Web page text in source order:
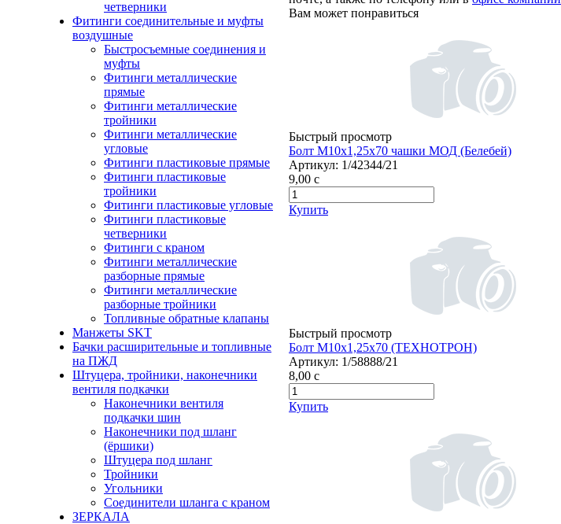
четверники
Фитинги соединительные и муфты
воздушные
Быстросъемные соединения и
муфты
Фитинги металлические
прямые
Фитинги металлические
тройники
Фитинги металлические
угловые
Фитинги пластиковые прямые
Фитинги пластиковые
тройники
Фитинги пластиковые угловые
Фитинги пластиковые
четверники
Фитинги с краном
Фитинги металлические
разборные прямые
Фитинги металлические
разборные тройники
Топливные обратные клапаны
Манжеты SKT
Бачки расширительные и топливные
на ПЖД
Штуцера, тройники, наконечники
вентиля подкачки
Наконечники вентиля
подкачки шин
Наконечники под шланг
(ёршики)
Штуцера под шланг
Тройники
Угольники
Соединители шланга с краном
ЗЕРКАЛА
Вам может понравиться
Быстрый просмотр
Болт М10х1,25х70 чашки МОД (Белебей)
Артикул: 1/42344/21
9,00 c
Купить
Быстрый просмотр
Болт М10х1,25х70 (ТЕХНОТРОН)
Артикул: 1/58888/21
8,00 c
Купить